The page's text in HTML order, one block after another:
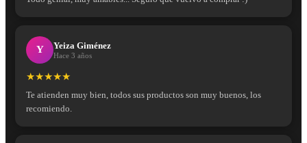
Y Yeiza Giménez
Hace 3 años
★★★★★
Te atienden muy bien, todos sus productos son muy buenos, los
recomiendo.